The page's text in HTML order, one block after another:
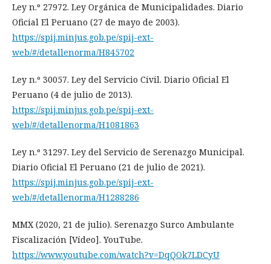
Ley n.º 27972. Ley Orgánica de Municipalidades. Diario
Oficial El Peruano (27 de mayo de 2003).
https://spij.minjus.gob.pe/spij-ext-
web/#/detallenorma/H845702
Ley n.º 30057. Ley del Servicio Civil. Diario Oficial El
Peruano (4 de julio de 2013).
https://spij.minjus.gob.pe/spij-ext-
web/#/detallenorma/H1081863
Ley n.º 31297. Ley del Servicio de Serenazgo Municipal.
Diario Oficial El Peruano (21 de julio de 2021).
https://spij.minjus.gob.pe/spij-ext-
web/#/detallenorma/H1288286
MMX (2020, 21 de julio). Serenazgo Surco Ambulante
Fiscalización [Vídeo]. YouTube.
https://www.youtube.com/watch?v=DqQOk7LDCyU